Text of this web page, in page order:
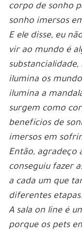
corpo de sonho
sonho imersos
E ele disse, eu
vir ao mundo é
ilumina os
ilumina a
surgem como
benefícios de
imersos em
Então, agradeço
conseguiu fazer
a cada um que
diferentes etapas.
A sala on line é
porque os pets